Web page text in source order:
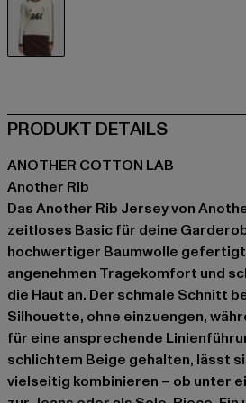
PRODUKT DETAILS
ANOTHER COTTON LAB
Another Rib
Das Another Rib Jersey von
zeitloses Basic für deine
hochwertiger Baumwolle
angenehmen Tragekomfort und
die Haut an. Der schmale Schnitt
Silhouette, ohne einzuengen,
für eine ansprechende
schlichtem Beige gehalten, lässt
vielseitig kombinieren – ob unter